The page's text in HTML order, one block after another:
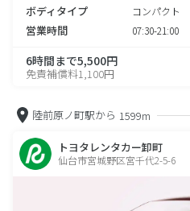
ボディタイプ コンパクト
営業時間 07:30-21:00
6時間まで5,500円
免責補償料1,100円
陸前原ノ町駅から 1599m
トヨタレンタカー卸町
仙台市宮城野区宮千代2-5-6